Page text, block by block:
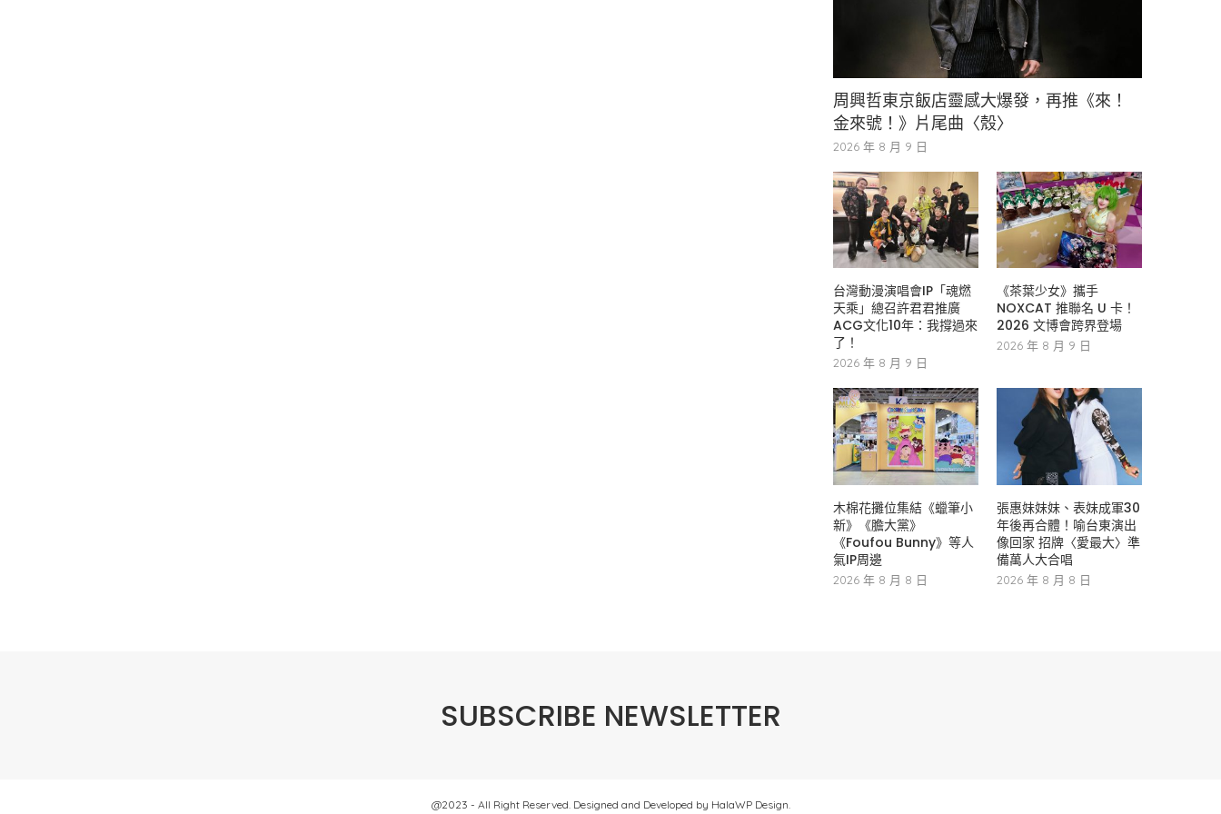
周興哲東京飯店靈感大爆發，再推《來！
金來號！》片尾曲〈殼〉
2026 年 8 月 9 日
台灣動漫演唱會IP「魂燃
天乘」總召許君君推廣
ACG文化10年：我撐過來
了！
2026 年 8 月 9 日
《茶葉少女》攜手
NOXCAT 推聯名 U 卡！
2026 文博會跨界登場
2026 年 8 月 9 日
木棉花攤位集結《蠟筆小
新》《膽大黨》
《Foufou Bunny》等人
氣IP周邊
2026 年 8 月 8 日
張惠妹妹妹、表妹成軍30
年後再合體！喻台東演出
像回家 招牌〈愛最大〉準
備萬人大合唱
2026 年 8 月 8 日
SUBSCRIBE NEWSLETTER
@2023 - All Right Reserved. Designed and Developed by HalaWP Design.